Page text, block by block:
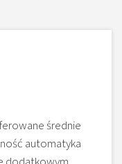
średnie
automatyka